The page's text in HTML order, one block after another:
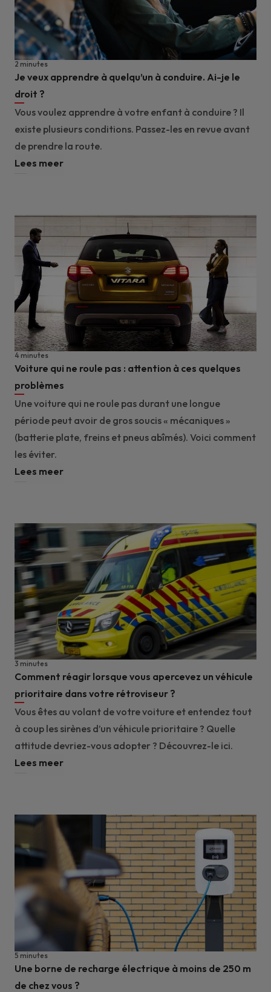
Je veux apprendre à quelqu’un à conduire. Ai-je le
droit ?
2 minutes
Vous voulez apprendre à votre enfant à conduire ? Il
existe plusieurs conditions. Passez-les en revue avant
de prendre la route.
Lees meer
Voiture qui ne roule pas : attention à ces quelques
problèmes
4 minutes
Une voiture qui ne roule pas durant une longue
période peut avoir de gros soucis « mécaniques »
(batterie plate, freins et pneus abîmés). Voici comment
les éviter.
Lees meer
Comment réagir lorsque vous apercevez un véhicule
prioritaire dans votre rétroviseur ?
3 minutes
Vous êtes au volant de votre voiture et entendez tout
à coup les sirènes d’un véhicule prioritaire ? Quelle
attitude devriez-vous adopter ? Découvrez-le ici.
Lees meer
Une borne de recharge électrique à moins de 250 m
de chez vous ?
5 minutes